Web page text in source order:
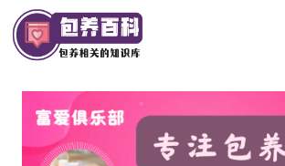
Skip
to
content